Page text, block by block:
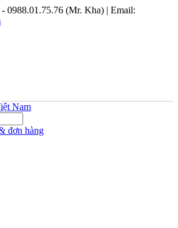
- 0988.01.75.76 (Mr. Kha) | Email:
đơn hàng